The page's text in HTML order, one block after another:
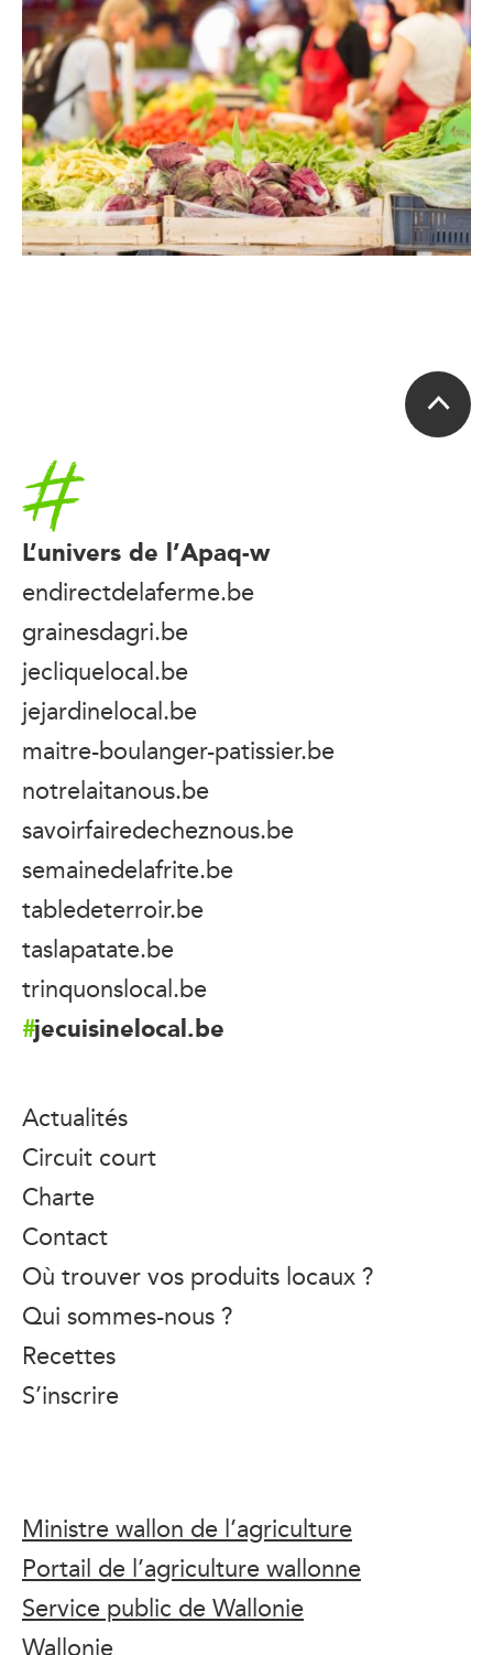
Accueil
L’univers de l’Apaq-w
endirectdelaferme.be
grainesdagri.be
jecliquelocal.be
jejardinelocal.be
maitre-boulanger-patissier.be
notrelaitanous.be
savoirfairedecheznous.be
semainedelafrite.be
tabledeterroir.be
taslapatate.be
trinquonslocal.be
jecuisinelocal.be
Actualités
Circuit court
Charte
Contact
Où trouver vos produits locaux ?
Qui sommes-nous ?
Recettes
S’inscrire
Ministre wallon de l’agriculture
Portail de l’agriculture wallonne
Service public de Wallonie
Wallonie